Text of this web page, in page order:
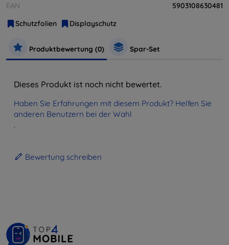
EAN
5903108630481
Schutzfolien
Displayschutz
Produktbewertung (0) Spar-Set
Dieses Produkt ist noch nicht bewertet.
Haben Sie Erfahrungen mit diesem Produkt? Helfen Sie
anderen Benutzern bei der Wahl
.
Bewertung schreiben